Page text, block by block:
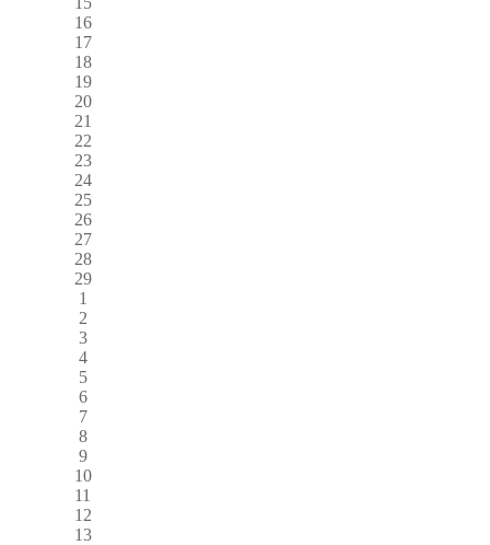
16
17
18
19
20
21
22
23
24
25
26
27
28
29
1
2
3
4
5
6
7
8
9
10
11
12
13